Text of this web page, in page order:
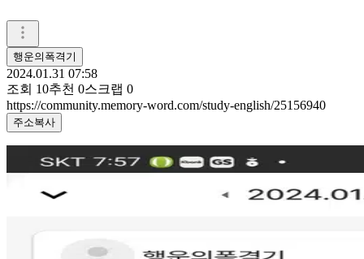
행운의폭격기
2024.01.31 07:58
조회 10추천 0스크랩 0
https://community.memory-word.com/study-english/25156940
주소복사